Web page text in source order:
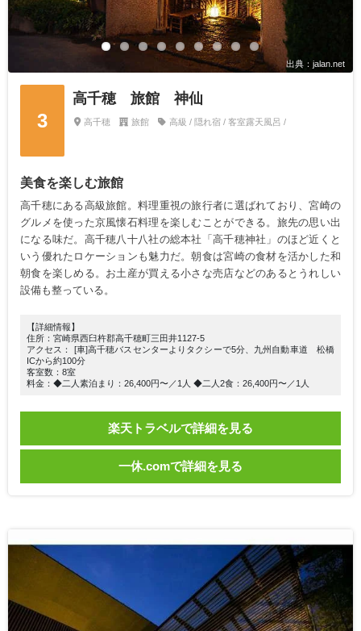
出典：jalan.net
3
高千穂 旅館 神仙
高千穂 旅館 高級 / 隠れ宿 / 客室露天風呂 /
美食を楽しむ旅館
高千穂にある高級旅館。料理重視の旅行者に選ばれており、宮崎の
グルメを使った京風懐石料理を楽しむことができる。旅先の思い出
になる味だ。高千穂八十八社の総本社「高千穂神社」のほど近くと
いう優れたロケーションも魅力だ。朝食は宮崎の食材を活かした和
朝食を楽しめる。お土産が買える小さな売店などのあるとうれしい
設備も整っている。
【詳細情報】
住所：宮崎県西臼杵郡高千穂町三田井1127-5
アクセス： [車]高千穂バスセンターよりタクシーで5分、九州自動車道 松橋
ICから約100分
客室数：8室
料金：◆二人素泊まり：26,400円〜／1人 ◆二人2食：26,400円〜／1人
楽天トラベルで詳細を見る
一休.comで詳細を見る